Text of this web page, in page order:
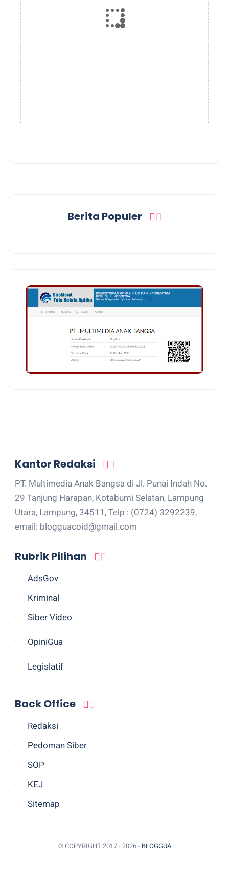
Berita Populer
Kantor Redaksi
PT. Multimedia Anak Bangsa di Jl. Punai Indah No.
29 Tanjung Harapan, Kotabumi Selatan, Lampung
Utara, Lampung, 34511, Telp : (0724) 3292239,
email: blogguacoid@gmail.com
Rubrik Pilihan
AdsGov
Kriminal
Siber Video
OpiniGua
Legislatif
Back Office
Redaksi
Pedoman Siber
SOP
KEJ
Sitemap
© COPYRIGHT 2017 - 2026 - BLOGGUA